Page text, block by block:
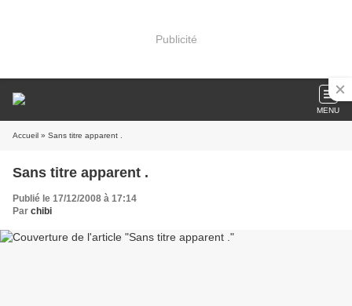
Publicité
MENU
Accueil » Sans titre apparent .
Sans titre apparent .
Publié le 17/12/2008 à 17:14
Par chibi